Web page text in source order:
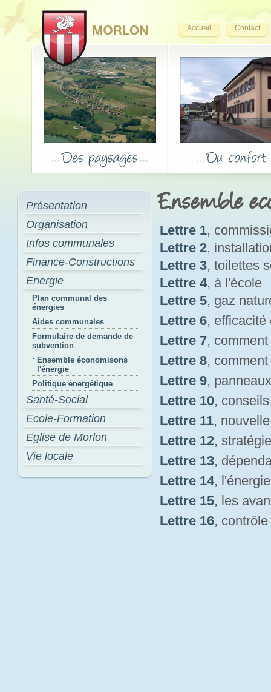
Accueil Contact
Présentation
Organisation
Infos communales
Finance-Constructions
Energie
Plan communal des
énergies
Aides communales
Formulaire de demande de
subvention
Ensemble économisons
l'énergie
Politique énergétique
Santé-Social
Ecole-Formation
Eglise de Morlon
Vie locale
Ensemble
Lettre 1,
Lettre 2,
Lettre 3, toilettes
Lettre 4, à l'école
Lettre 5, gaz
Lettre 6, efficacité
Lettre 7,
Lettre 8,
Lettre 9,
Lettre 10,
Lettre 11,
Lettre 12,
Lettre 13,
Lettre 14,
Lettre 15, les
Lettre 16,